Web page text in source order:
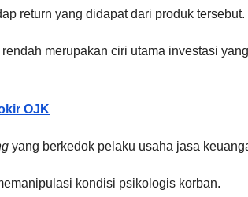
return yang didapat dari produk tersebut.
merupakan ciri utama investasi
OJK
yang berkedok pelaku usaha jasa
kondisi psikologis korban.